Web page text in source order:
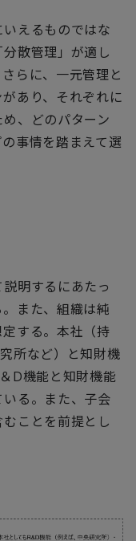
えるものではな
散管理」が適し
らに、一元管理と
あり、それぞれに
、どのパターン
事情を踏まえて選
明するにあたっ
また、組織は純
する。本社（持
所など）と知財機
D機能と知財機能
る。また、子会
ことを前提とし